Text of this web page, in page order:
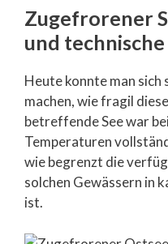
Zugefrorener
und
Heute konnte man sich
machen, wie fragil
betreffende See war
Temperaturen
wie begrenzt die
solchen Gewässern in
ist.